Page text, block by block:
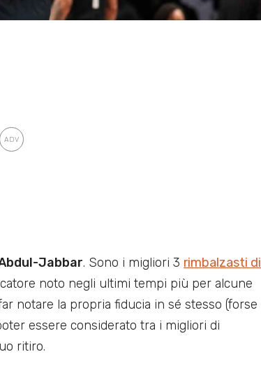
Jabbar. Sono i migliori 3 rimbalzasti di
noto negli ultimi tempi più per alcune
notare la propria fiducia in sé stesso (forse
essere considerato tra i migliori di
ritiro.